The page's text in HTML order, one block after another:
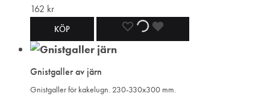
162 kr
KÖP LÄGGLÄGGER
Gnistgaller av järn
Gnistgaller för kakelugn. 230-330x300 mm.